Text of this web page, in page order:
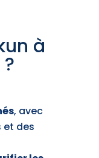
à
, avec
et des